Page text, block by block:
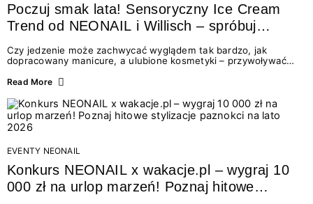
Poczuj smak lata! Sensoryczny Ice Cream
Trend od NEONAIL i Willisch – spróbuj
nowych lodów i odbierz prezent!
Czy jedzenie może zachwycać wyglądem tak bardzo, jak
dopracowany manicure, a ulubione kosmetyki – przywoływać
świata beauty i oszałamiających deserów to coś więcej niż
zmysłami: przez soczysty kolor, aksamitną teksturę,
orzeźwiający zapach i słodki akcent na podniebieniu. Tego lata
NEONAIL łączy siły z marką Willisch, tworząc unikalny projekt
na styku jedzenia i piękna....
Read More
EVENTY NEONAIL
Konkurs NEONAIL x wakacje.pl – wygraj 10
000 zł na urlop marzeń! Poznaj hitowe